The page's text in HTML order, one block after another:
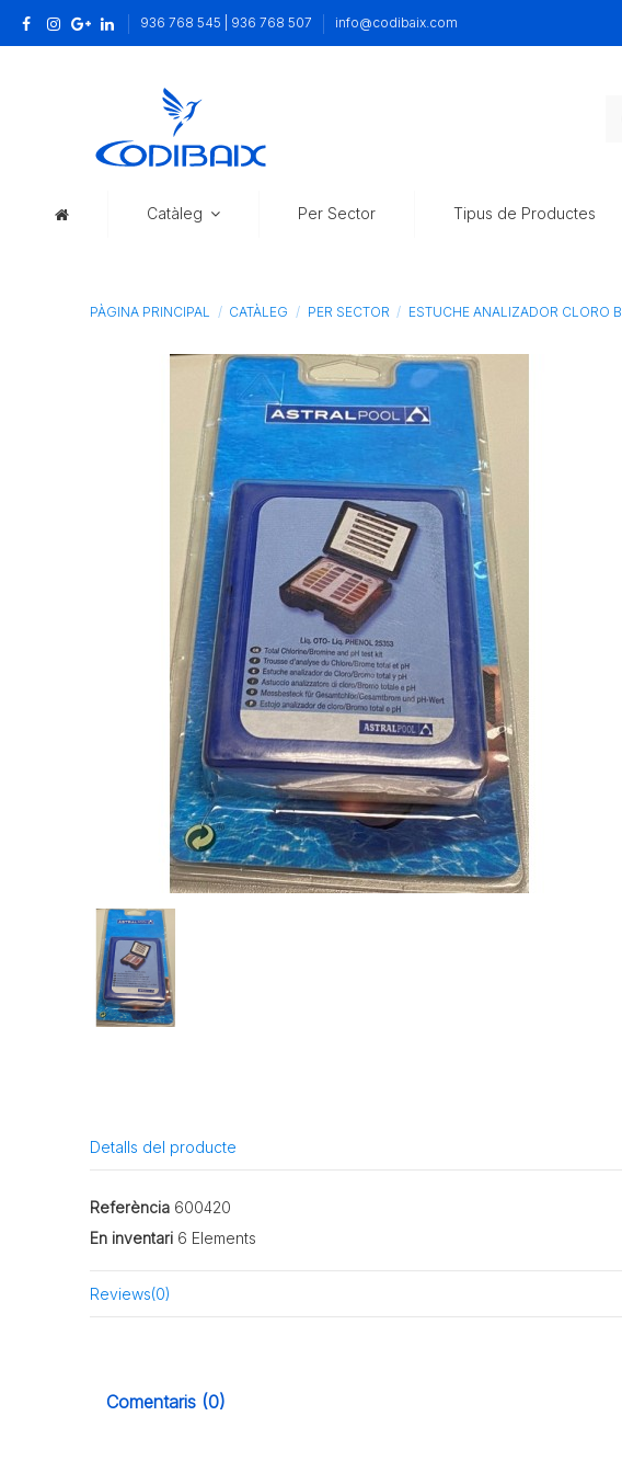
936 768 545 | 936 768 507 info@codibaix.com
Catàleg Per Sector Tipus de Productes
PÀGINA PRINCIPAL CATÀLEG PER SECTOR ESTUCHE ANALIZADOR CLORO
Detalls del producte
Referència 600420
En inventari 6 Elements
Reviews(0)
Comentaris (0)